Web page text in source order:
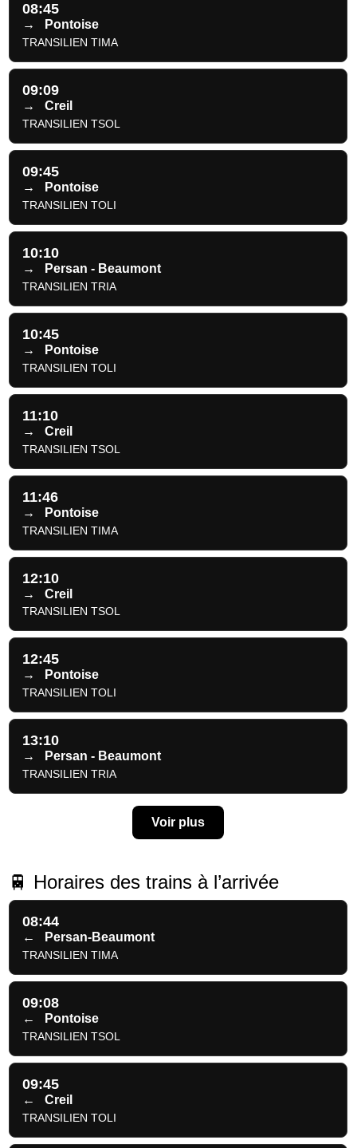
08:45
→ Pontoise
TRANSILIEN TIMA
09:09
→ Creil
TRANSILIEN TSOL
09:45
→ Pontoise
TRANSILIEN TOLI
10:10
→ Persan - Beaumont
TRANSILIEN TRIA
10:45
→ Pontoise
TRANSILIEN TOLI
11:10
→ Creil
TRANSILIEN TSOL
11:46
→ Pontoise
TRANSILIEN TIMA
12:10
→ Creil
TRANSILIEN TSOL
12:45
→ Pontoise
TRANSILIEN TOLI
13:10
→ Persan - Beaumont
TRANSILIEN TRIA
Voir plus
🚆 Horaires des trains à l’arrivée
08:44
← Persan-Beaumont
TRANSILIEN TIMA
09:08
← Pontoise
TRANSILIEN TSOL
09:45
← Creil
TRANSILIEN TOLI